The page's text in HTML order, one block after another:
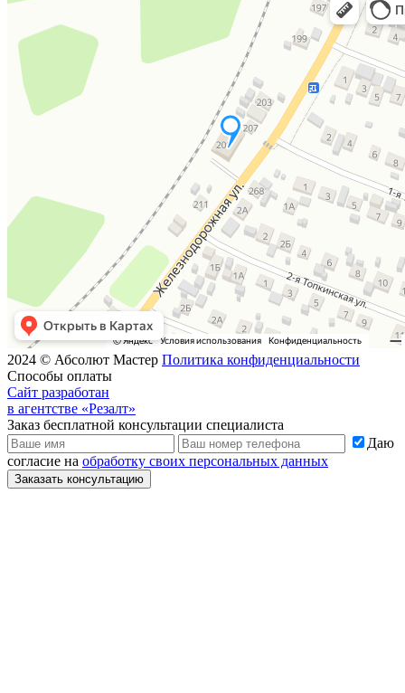
2024 © Абсолют Мастер Политика конфиденциальности
Способы оплаты
Сайт разработан
в агентстве «Резалт»
Заказ бесплатной консультации специалиста
Даю
согласие на обработку своих персональных данных
Заказать консультацию